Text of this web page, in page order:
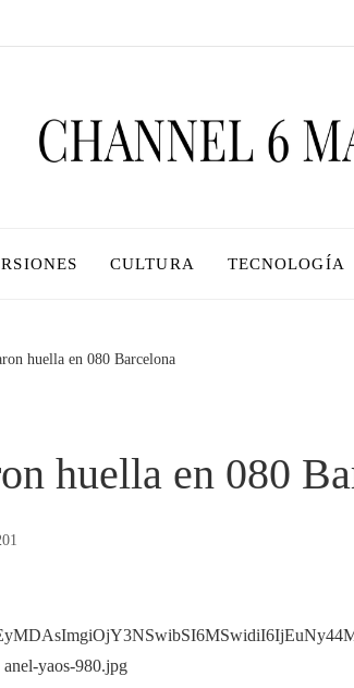
CULTURA TECNOLOGÍA
huella en 080 Barcelona
huella en 080